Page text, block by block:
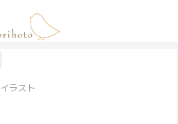
イラスト